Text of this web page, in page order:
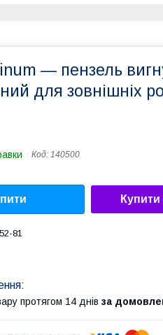
— пензель
для зовнішніх
Код: 140500
Купити
81
протягом 14 днів за